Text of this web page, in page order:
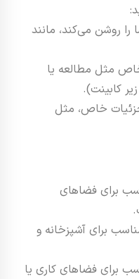
را روشن می‌کند، مانند
مثل مطالعه یا
کابینت).
خاص، مثل
کلوین): مناسب برای فضاهای
4000 کلوین): مناسب برای آشپزخانه و
کلوین): مناسب برای فضاهای کاری یا